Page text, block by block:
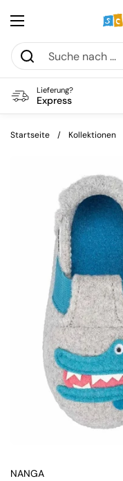
Menü öffnen
Lieferung?
Express
Startseite / Kollektionen
NANGA